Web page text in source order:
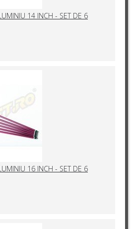
14 INCH - SET DE 6
16 INCH - SET DE 6